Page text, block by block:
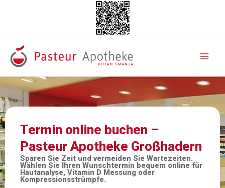
Termin online buchen –
Pasteur Apotheke Großhadern
Sparen Sie Zeit und vermeiden Sie Wartezeiten.
Wählen Sie Ihren Wunschtermin bequem online für
Hautanalyse, Vitamin D Messung oder
Kompressionsstrümpfe.